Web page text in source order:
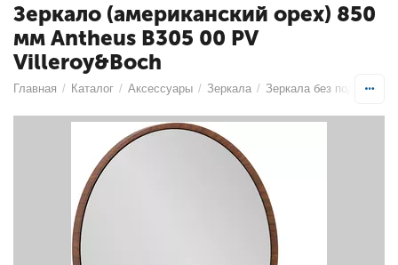
Зеркало (американский орех) 850
мм Antheus B305 00 PV
Villeroy&Boch
Главная / Каталог / Аксессуары / Зеркала / Зеркала без подсветки